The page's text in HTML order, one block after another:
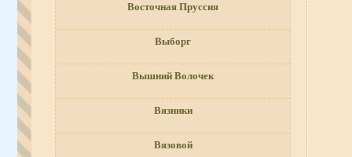
Восточная Пруссия
Выборг
Вышний Волочек
Вязники
Вязовой